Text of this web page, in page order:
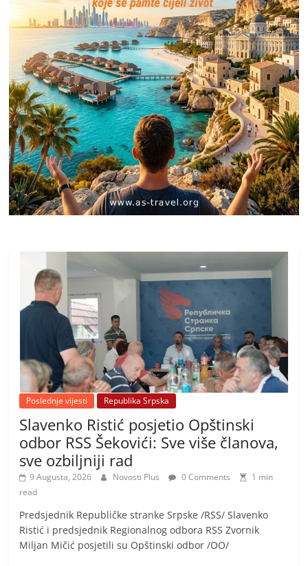
Poslednje vijesti Republika Srpska
Slavenko Ristić posjetio Opštinski
odbor RSS Šekovići: Sve više članova,
sve ozbiljniji rad
9 Augusta, 2026 Novosti Plus 0 Comments
1 min
read
Predsjednik Republičke stranke Srpske /RSS/ Slavenko
Ristić i predsjednik Regionalnog odbora RSS Zvornik
Miljan Mičić posjetili su Opštinski odbor /OO/